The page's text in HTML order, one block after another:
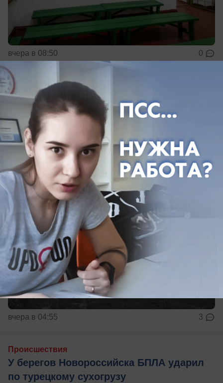
вчера в 08:50 0
Происшествия
Громкие звуки в небе разбудили жителей
Краснодара
Ночью громкие звуки раздались в небе над
Краснодаром
вчера в 04:55 3
Происшествия
У берегов Новороссийска БПЛА ударил
по турецкому сухогрузу